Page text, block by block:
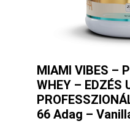
MIAMI VIBES –
WHEY – EDZÉS
66 Adag –